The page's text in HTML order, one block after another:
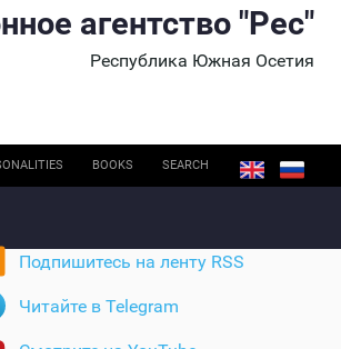
агентство "Рес"
Республика Южная Осетия
BOOKS SEARCH
Подпишитесь на ленту RSS
Читайте в Telegram